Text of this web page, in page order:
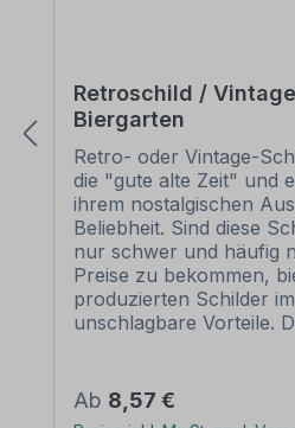
Retroschild /
Biergarten
Retro- oder Vintage-
die "gute alte Zeit" und
ihrem nostalgischen
Beliebheit. Sind diese
nur schwer und häufig
Preise zu bekommen,
produzierten Schilder
unschlagbare Vorteile.
Motiven oder nur
Artikel individuallisiert
Regulärer Preis:
Ab 8,57 €